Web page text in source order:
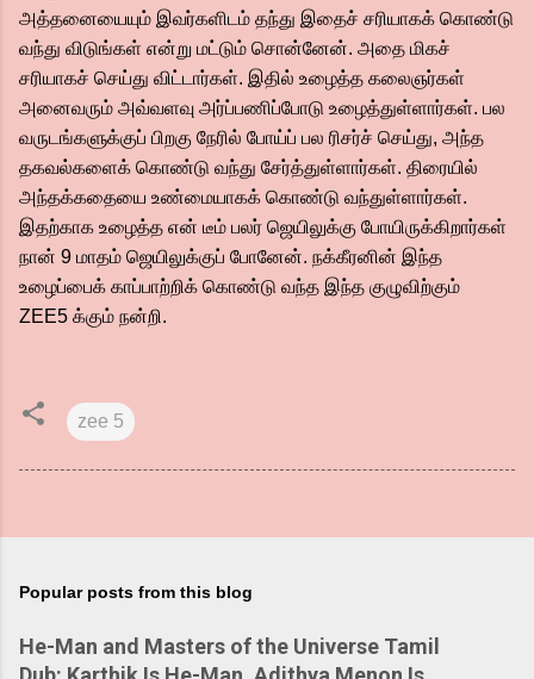
அத்தனையையும் இவர்களிடம் தந்து இதைச் சரியாகக் கொண்டு
வந்து விடுங்கள் என்று மட்டும் சொன்னேன். அதை மிகச்
சரியாகச் செய்து விட்டார்கள். இதில் உழைத்த கலைஞர்கள்
அனைவரும் அவ்வளவு அர்ப்பணிப்போடு உழைத்துள்ளார்கள். பல
வருடங்களுக்குப் பிறகு நேரில் போய்ப் பல ரிசர்ச் செய்து, அந்த
தகவல்களைக் கொண்டு வந்து சேர்த்துள்ளார்கள். திரையில்
அந்தக்கதையை உண்மையாகக் கொண்டு வந்துள்ளார்கள்.
இதற்காக உழைத்த என் டீம் பலர் ஜெயிலுக்கு போயிருக்கிறார்கள்
நான் 9 மாதம் ஜெயிலுக்குப் போனேன். நக்கீரனின் இந்த
உழைப்பைக் காப்பாற்றிக் கொண்டு வந்த இந்த குழுவிற்கும்
ZEE5 க்கும் நன்றி.
zee 5
Popular posts from this blog
He-Man and Masters of the Universe Tamil